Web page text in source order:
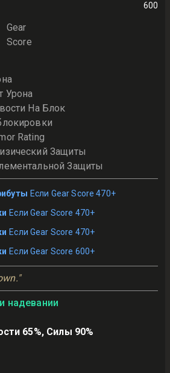
600
Gear
Score
Урона
На Блок
Rating
Защиты
Защиты
Если Gear Score 470+
Если Gear Score 470+
Если Gear Score 470+
Если Gear Score 600+
надевании
65%, Силы 90%